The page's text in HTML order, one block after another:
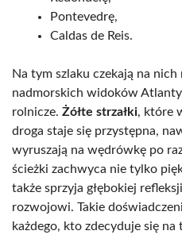
Pontevedrę,
Caldas de Reis.
Na tym szlaku czekają na
nadmorskich widoków
rolnicze. Żółte strzałki, które
droga staje się przystępna,
wyruszają na wędrówkę po
ścieżki zachwyca nie tylko
także sprzyja głębokiej
rozwojowi. Takie
każdego, kto zdecyduje się na